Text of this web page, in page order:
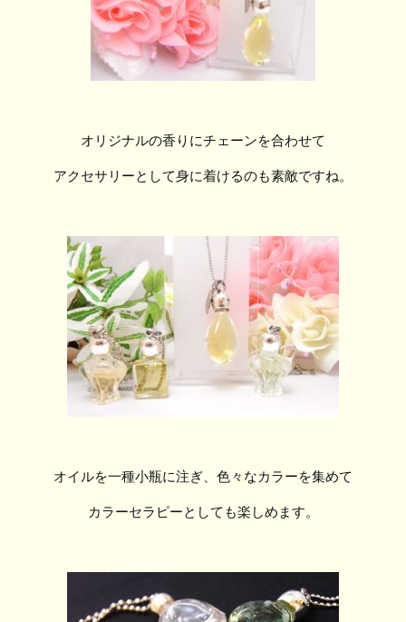
オリジナルの香りにチェーンを合わせて
アクセサリーとして身に着けるのも素敵ですね。
オイルを一種小瓶に注ぎ、色々なカラーを集めて
カラーセラピーとしても楽しめます。